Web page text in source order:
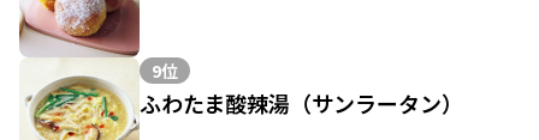
9位
ふわたま酸辣湯（サンラータン）